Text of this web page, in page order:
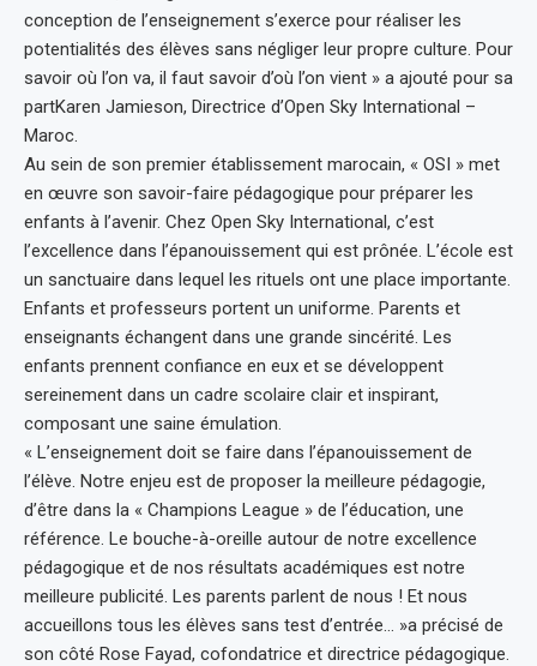
conception de l’enseignement s’exerce pour réaliser les
potentialités des élèves sans négliger leur propre culture. Pour
savoir où l’on va, il faut savoir d’où l’on vient » a ajouté pour sa
partKaren Jamieson, Directrice d’Open Sky International –
Maroc.
Au sein de son premier établissement marocain, « OSI » met
en œuvre son savoir-faire pédagogique pour préparer les
enfants à l’avenir. Chez Open Sky International, c’est
l’excellence dans l’épanouissement qui est prônée. L’école est
un sanctuaire dans lequel les rituels ont une place importante.
Enfants et professeurs portent un uniforme. Parents et
enseignants échangent dans une grande sincérité. Les
enfants prennent confiance en eux et se développent
sereinement dans un cadre scolaire clair et inspirant,
composant une saine émulation.
« L’enseignement doit se faire dans l’épanouissement de
l’élève. Notre enjeu est de proposer la meilleure pédagogie,
d’être dans la « Champions League » de l’éducation, une
référence. Le bouche-à-oreille autour de notre excellence
pédagogique et de nos résultats académiques est notre
meilleure publicité. Les parents parlent de nous ! Et nous
accueillons tous les élèves sans test d’entrée… »a précisé de
son côté Rose Fayad, cofondatrice et directrice pédagogique.